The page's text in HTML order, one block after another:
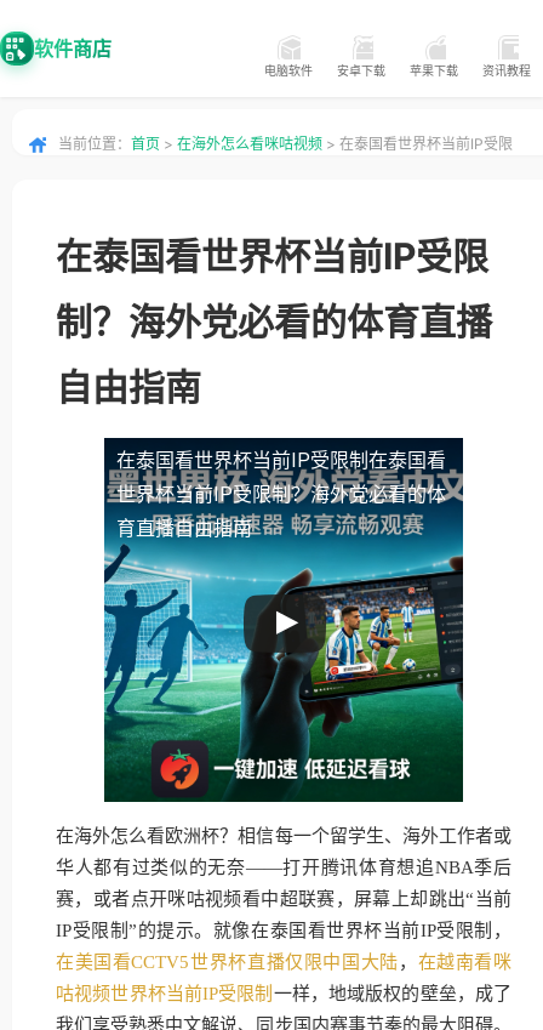
软件商店
电脑软件 安卓下载 苹果下载 资讯教程
当前位置： 首页 > 在海外怎么看咪咕视频 > 在泰国看世界杯当前IP受限
在泰国看世界杯当前IP受限
制？海外党必看的体育直播
自由指南
在泰国看世界杯当前IP受限制 在泰国看
世界杯当前IP受限制？海外党必看的体
育直播自由指南
在海外怎么看欧洲杯？相信每一个留学生、海外工作者或
华人都有过类似的无奈——打开腾讯体育想追NBA季后
赛，或者点开咪咕视频看中超联赛，屏幕上却跳出“当前
IP受限制”的提示。就像在泰国看世界杯当前IP受限制，
在美国看CCTV5世界杯直播仅限中国大陆， 在越南看咪
咕视频世界杯当前IP受限制 一样，地域版权的壁垒，成了
我们享受熟悉中文解说、同步国内赛事节奏的最大阻碍。